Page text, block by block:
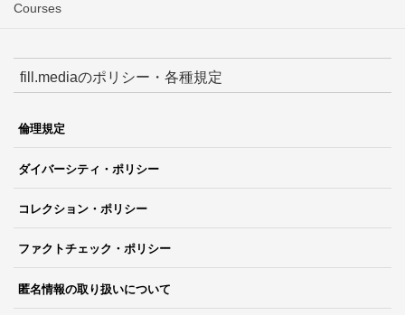
Courses
fill.mediaのポリシー・各種規定
倫理規定
ダイバーシティ・ポリシー
コレクション・ポリシー
ファクトチェック・ポリシー
匿名情報の取り扱いについて